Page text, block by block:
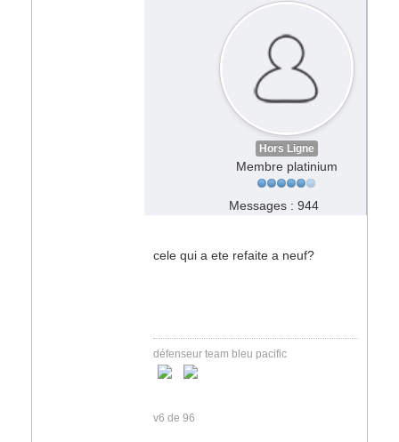
Hors Ligne
Membre platinium
Messages : 944
cele qui a ete refaite a neuf?
défenseur team bleu pacific
v6 de 96